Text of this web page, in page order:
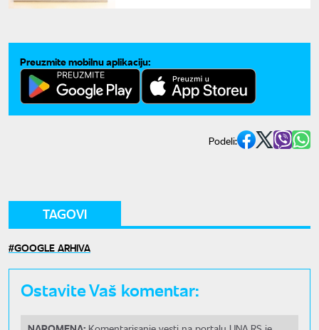
Preuzmite mobilnu aplikaciju:
Podeli:
TAGOVI
GOOGLE ARHIVA
Ostavite Vaš komentar: